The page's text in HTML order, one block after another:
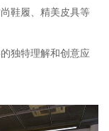
鞋履、精美皮具等
独特理解和创意应